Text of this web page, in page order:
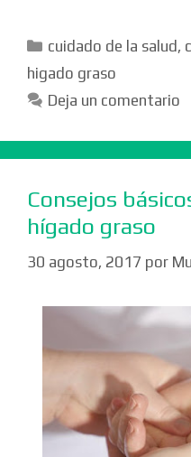
Categorías
cuidado de la salud ,
higado graso
Deja un comentario
Consejos
hígado graso
30 agosto, 2017 por